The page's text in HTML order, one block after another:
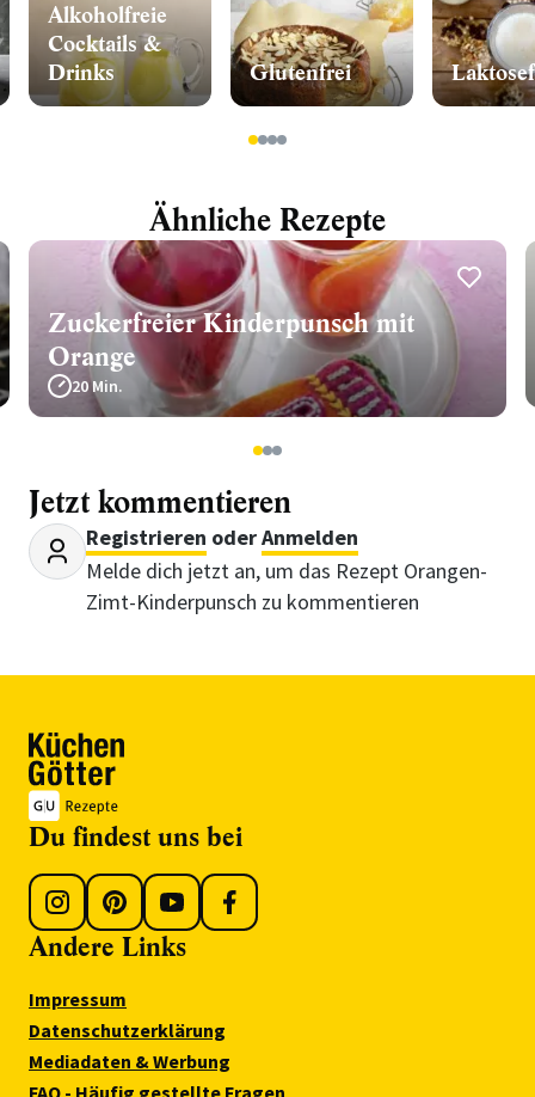
Alkoholfreie
Cocktails &
Drinks
Glutenfrei
1234
Ähnliche Rezepte
Zuckerfreier Kinderpunsch mit
Orange
20 Min.
123
Jetzt kommentieren
Registrieren oderAnmelden
Melde dich jetzt an, um das Rezept Orangen-
Zimt-Kinderpunsch zu kommentieren
Du findest uns bei
Andere Links
Impressum
Datenschutzerklärung
Mediadaten & Werbung
FAQ - Häufig gestellte Fragen